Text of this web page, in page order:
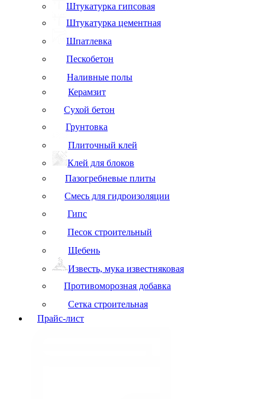
Штукатурка гипсовая
Штукатурка цементная
Шпатлевка
Пескобетон
Наливные полы
Керамзит
Сухой бетон
Грунтовка
Плиточный клей
Клей для блоков
Пазогребневые плиты
Смесь для гидроизоляции
Гипс
Песок строительный
Щебень
Известь, мука известняковая
Противоморозная добавка
Сетка строительная
Прайс-лист